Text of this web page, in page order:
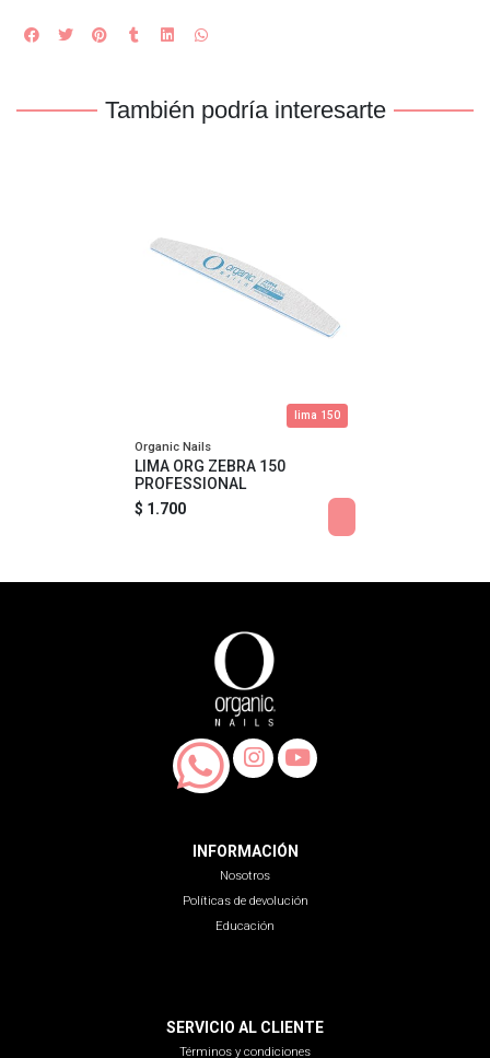
También podría interesarte
lima 150
Organic Nails
LIMA ORG ZEBRA 150
PROFESSIONAL
$ 1.700
INFORMACIÓN
Nosotros
Políticas de devolución
Educación
SERVICIO AL CLIENTE
Términos y condiciones